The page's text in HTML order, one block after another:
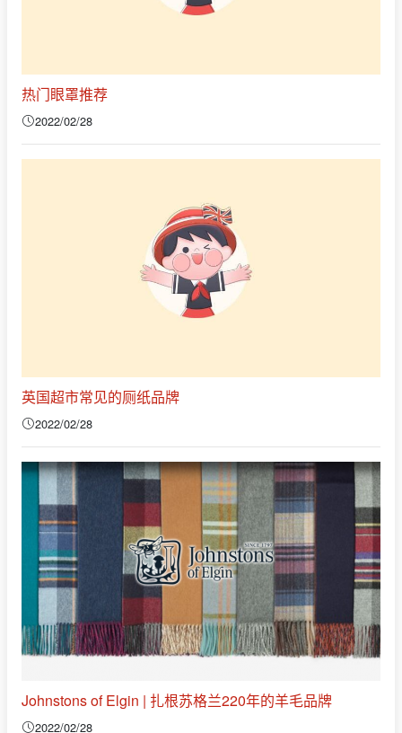
热门眼罩推荐
2022/02/28
英国超市常见的厕纸品牌
2022/02/28
Johnstons of Elgin | 扎根苏格兰220年的羊毛品牌
2022/02/28